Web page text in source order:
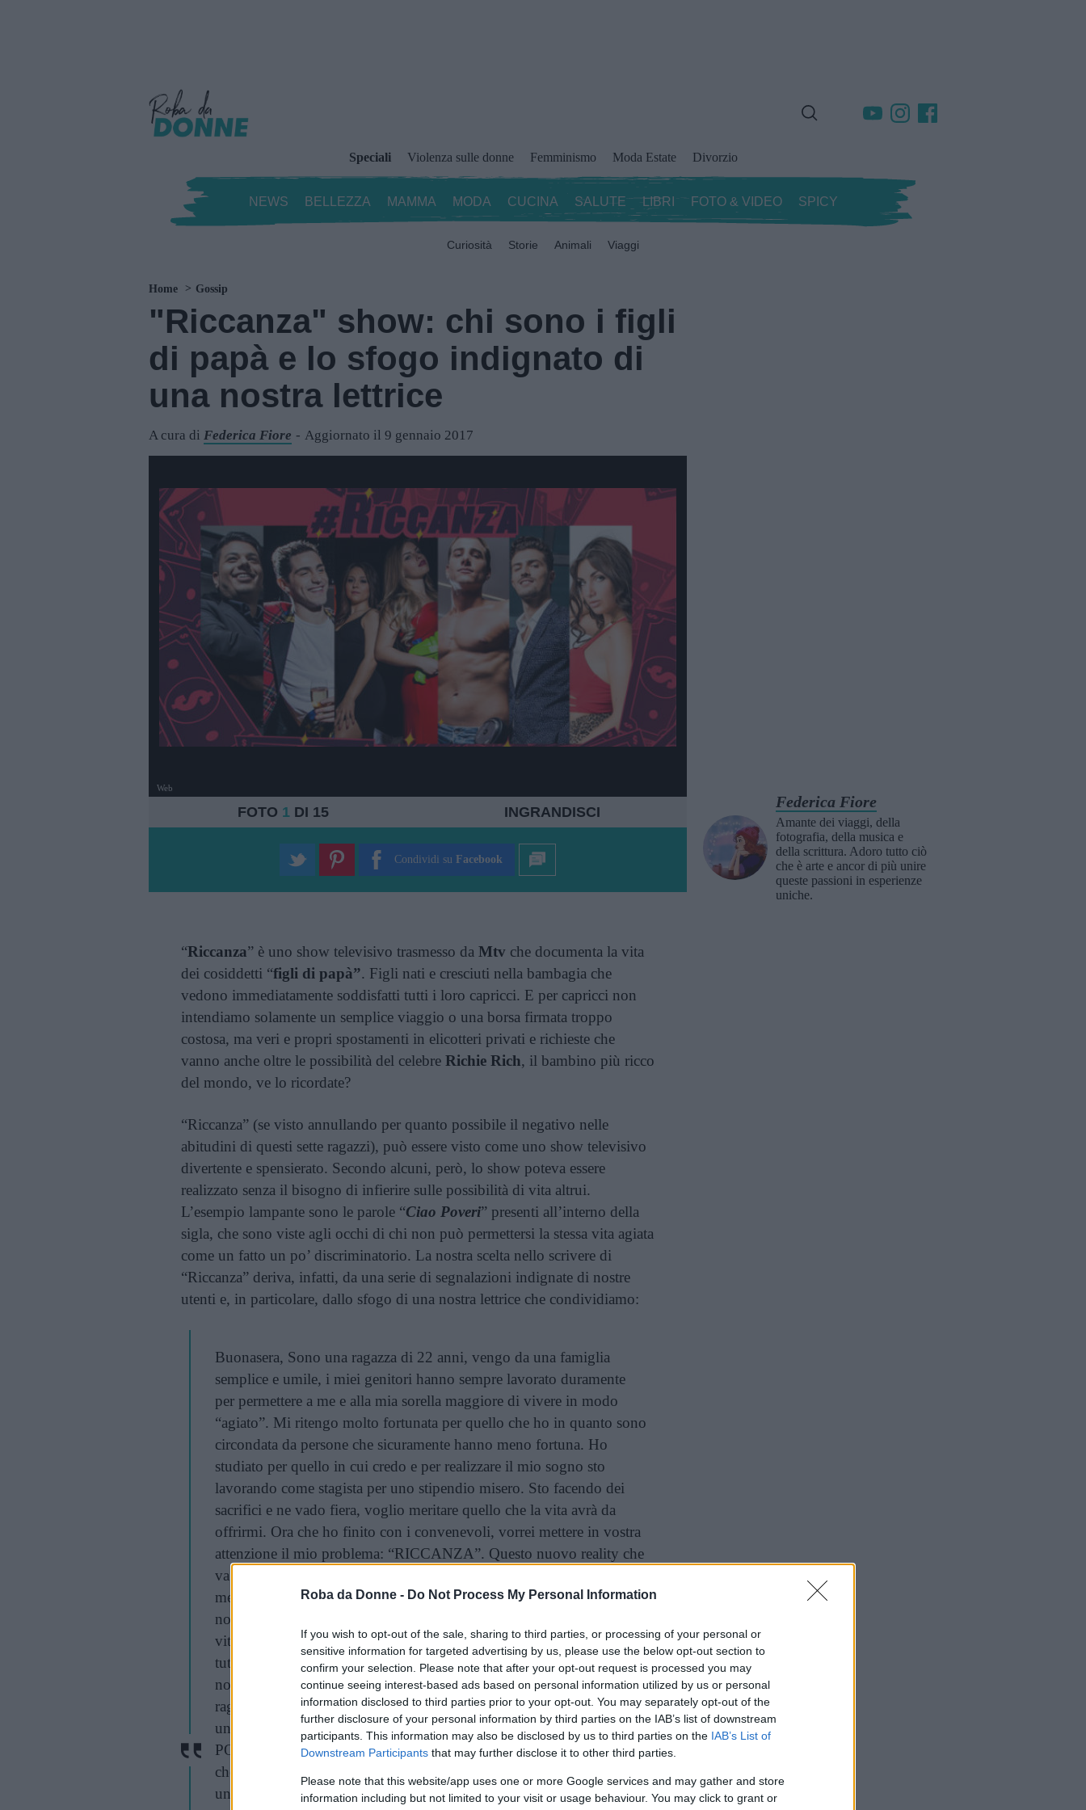
Roba da Donne - Do Not Process My Personal Information
If you wish to opt-out of the sale, sharing to third parties, or processing of your personal or
sensitive information for targeted advertising by us, please use the below opt-out section to
confirm your selection. Please note that after your opt-out request is processed you may
continue seeing interest-based ads based on personal information utilized by us or personal
information disclosed to third parties prior to your opt-out. You may separately opt-out of the
further disclosure of your personal information by third parties on the IAB’s list of downstream
participants. This information may also be disclosed by us to third parties on the IAB’s List of
Downstream Participants that may further disclose it to other third parties.
Please note that this website/app uses one or more Google services and may gather and store
information including but not limited to your visit or usage behaviour. You may click to grant or
Speciali Violenza sulle donne Femminismo Moda Estate Divorzio
NEWS BELLEZZA MAMMA MODA CUCINA SALUTE LIBRI FOTO & VIDEO SPICY
Curiosità Storie Animali Viaggi
Home Gossip
"Riccanza" show: chi sono i figli
di papà e lo sfogo indignato di
una nostra lettrice
A cura di Federica Fiore Aggiornato il 9 gennaio 2017
Web
FOTO 1 DI 15 INGRANDISCI
Condividi su Facebook
“Riccanza” è uno show televisivo trasmesso da Mtv che documenta la vita
dei cosiddetti “figli di papà”. Figli nati e cresciuti nella bambagia che
vedono immediatamente soddisfatti tutti i loro capricci. E per capricci non
intendiamo solamente un semplice viaggio o una borsa firmata troppo
costosa, ma veri e propri spostamenti in elicotteri privati e richieste che
vanno anche oltre le possibilità del celebre Richie Rich, il bambino più ricco
del mondo, ve lo ricordate?
“Riccanza” (se visto annullando per quanto possibile il negativo nelle
abitudini di questi sette ragazzi), può essere visto come uno show televisivo
divertente e spensierato. Secondo alcuni, però, lo show poteva essere
realizzato senza il bisogno di infierire sulle possibilità di vita altrui.
L’esempio lampante sono le parole “Ciao Poveri” presenti all’interno della
sigla, che sono viste agli occhi di chi non può permettersi la stessa vita agiata
come un fatto un po’ discriminatorio. La nostra scelta nello scrivere di
“Riccanza” deriva, infatti, da una serie di segnalazioni indignate di nostre
utenti e, in particolare, dallo sfogo di una nostra lettrice che condividiamo:
Buonasera, Sono una ragazza di 22 anni, vengo da una famiglia
semplice e umile, i miei genitori hanno sempre lavorato duramente
per permettere a me e alla mia sorella maggiore di vivere in modo
“agiato”. Mi ritengo molto fortunata per quello che ho in quanto sono
circondata da persone che sicuramente hanno meno fortuna. Ho
studiato per quello in cui credo e per realizzare il mio sogno sto
lavorando come stagista per uno stipendio misero. Sto facendo dei
sacrifici e ne vado fiera, voglio meritare quello che la vita avrà da
offrirmi. Ora che ho finito con i convenevoli, vorrei mettere in vostra
attenzione il mio problema: “RICCANZA”. Questo nuovo reality che
va in onda sul canale 8, in cui come protagonisti ci sono ragazzi più o
meno grandi di me, ricchi sfondati, ovviamente grazie ai genitori e
non di certo per loro merito, che si fanno riprendere nei “momenti di
vita quotidiana”, in una routine irreale degna dei film, in un mondo
tutto loro. Nonostante la loro immensa fortuna, non sono contenti,
non ringraziano il cielo di aver dato loro il sogno di qualsiasi altro
ragazzo normale, loro sputano in faccia al “popolo”, termine con cui
uno di loro ha chiamato la gente normale, (“NOI GUARDIAMO IL
POPOLO DALL’ALTO” cit). Io sono sconvolta, non posso credere
che in televisione possano far vedere una cosa del genere! Mentre su
un canale fanno servizi giornalistici sulla gente che si suicida perché
Federica Fiore
Amante dei viaggi, della
fotografia, della musica e
della scrittura. Adoro tutto ciò
che è arte e ancor di più unire
queste passioni in esperienze
uniche.